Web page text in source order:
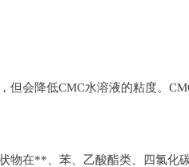
会降低CMC水溶液的粘度。
物在**、苯、乙酸酯类、四氯化